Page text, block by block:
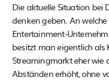
Die aktuelle Situation bei
denken geben. An
Entertainment-
besitzt man eigentlich als
Streamingmarkt eher wie
Abständen erhöht, ohne